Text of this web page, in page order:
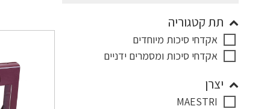
תת קטגוריה
אקדחי סיכות מיוחדים
אקדחי סיכות ומסמרים ידניים
יצרן
MAESTRI